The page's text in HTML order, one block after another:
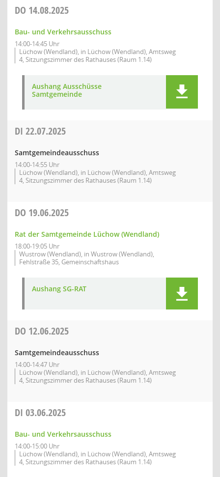
DO 14.08.2025
Bau- und Verkehrsausschuss
14:00-14:45 Uhr
Lüchow (Wendland), in Lüchow (Wendland), Amtsweg
4, Sitzungszimmer des Rathauses (Raum 1.14)
Aushang Ausschüsse
Samtgemeinde
DI 22.07.2025
Samtgemeindeausschuss
14:00-14:55 Uhr
Lüchow (Wendland), in Lüchow (Wendland), Amtsweg
4, Sitzungszimmer des Rathauses (Raum 1.14)
DO 19.06.2025
Rat der Samtgemeinde Lüchow (Wendland)
18:00-19:05 Uhr
Wustrow (Wendland), in Wustrow (Wendland),
Fehlstraße 35, Gemeinschaftshaus
Aushang SG-RAT
DO 12.06.2025
Samtgemeindeausschuss
14:00-14:47 Uhr
Lüchow (Wendland), in Lüchow (Wendland), Amtsweg
4, Sitzungszimmer des Rathauses (Raum 1.14)
DI 03.06.2025
Bau- und Verkehrsausschuss
14:00-15:00 Uhr
Lüchow (Wendland), in Lüchow (Wendland), Amtsweg
4, Sitzungszimmer des Rathauses (Raum 1.14)